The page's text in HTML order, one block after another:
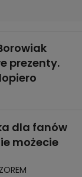
prezenty.
dla fanów
możecie